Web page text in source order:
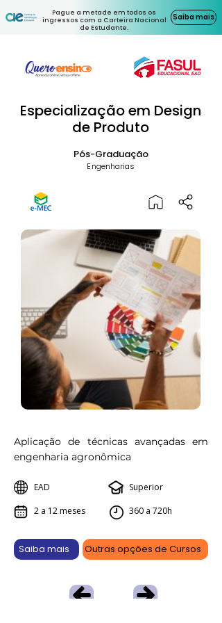
Pague a metade em todos os
ingressos com a Carteira Nacional
de Estudante.
Saiba mais
Especialização em Design
de Produto
Pós-Graduação
Engenharias
Aplicação de técnicas avançadas em
engenharia agronômica
EAD
2 a 12 meses
Superior
360 a 720h
Saiba mais Outras opções de Cursos